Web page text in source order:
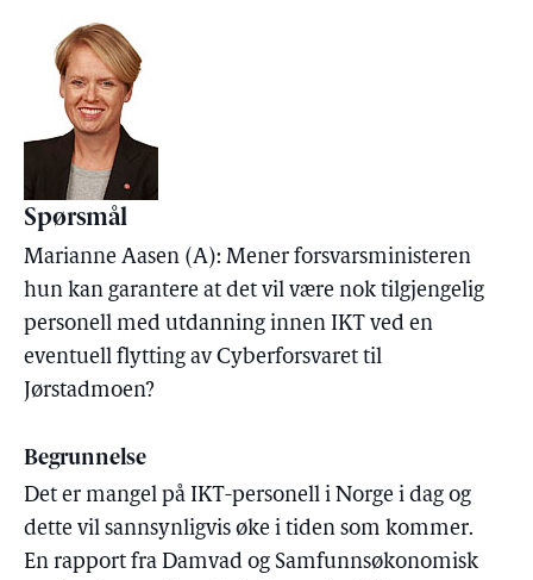
Spørsmål
Marianne Aasen (A): Mener forsvarsministeren
hun kan garantere at det vil være nok tilgjengelig
personell med utdanning innen IKT ved en
eventuell flytting av Cyberforsvaret til
Jørstadmoen?
Begrunnelse
Det er mangel på IKT-personell i Norge i dag og
dette vil sannsynligvis øke i tiden som kommer.
En rapport fra Damvad og Samfunnsøkonomisk